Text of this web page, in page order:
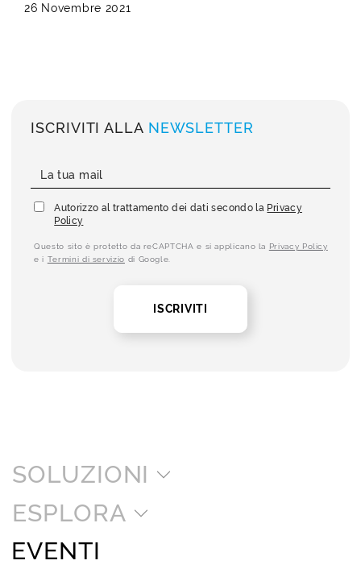
26 Novembre 2021
ISCRIVITI ALLA NEWSLETTER
Autorizzo al trattamento dei dati secondo la Privacy
Policy
Questo sito è protetto da reCAPTCHA e si applicano la Privacy Policy
e i Termini di servizio di Google.
ISCRIVITI
SOLUZIONI
ESPLORA
EVENTI